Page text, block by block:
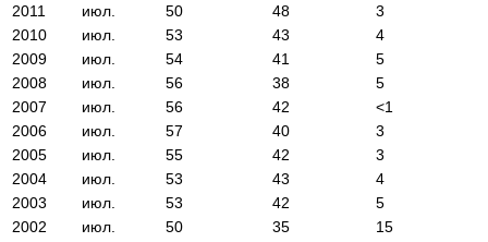
2011
июл. 50 48
3
2010
июл. 53 43
4
2009
июл. 54 41
5
2008
июл. 56 38
5
2007
июл. 56 42
<1
2006
июл. 57 40
3
2005
июл. 55 42
3
2004
июл. 53 43
4
2003
июл. 53 42
5
2002
июл. 50 35
15